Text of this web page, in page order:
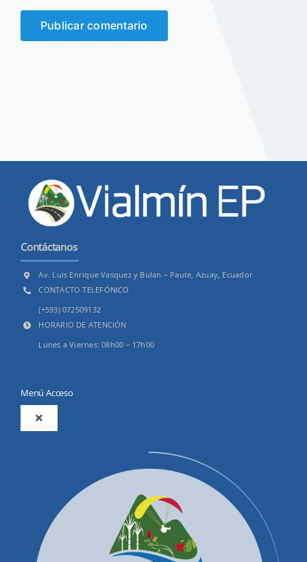
Contáctanos
Av. Luis Enrique Vasquez y Bulan – Paute, Azuay, Ecuador
CONTACTO TELEFÓNICO
(+593) 072509132
HORARIO DE ATENCIÓN
Lunes a Viernes: 08h00 – 17h00
Menú Acceso
Toggle
Productos y Servicios
Convocatorias Precalificación